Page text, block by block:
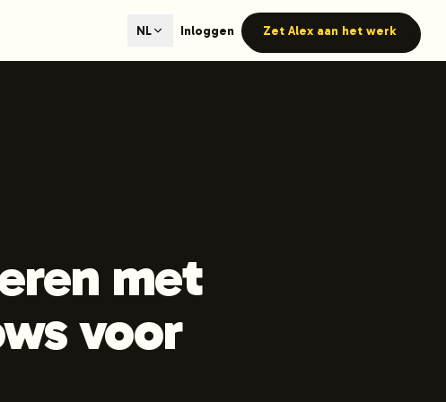
content generation with GEO optimization built-in.
NL Inloggen Zet Alex aan het werk
met
voor